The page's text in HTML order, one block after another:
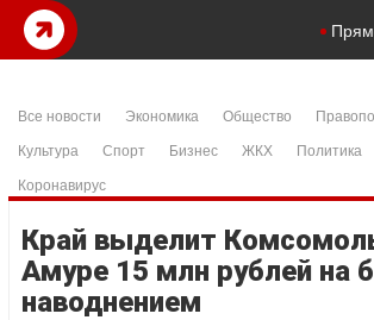
Все новости Экономика Общество
Культура
Спорт Бизнес ЖКХ Политика
Коронавирус
Край выделит
Амуре 15 млн рублей на
наводнением